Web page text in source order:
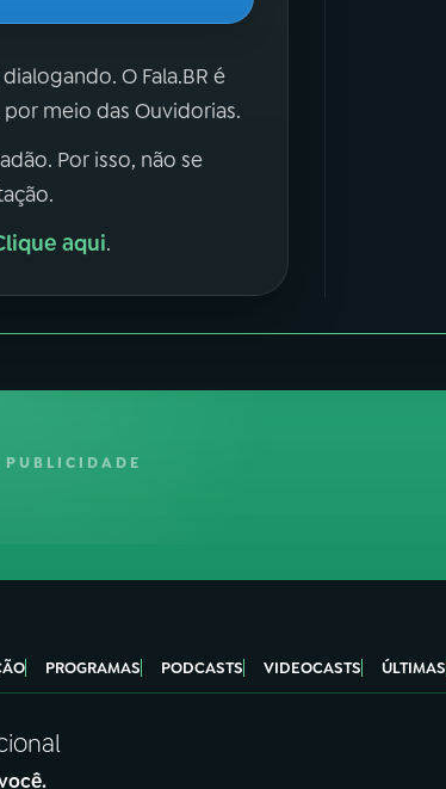
O Fala.BR é
meio das Ouvidorias.
Por isso, não se
aqui.
PUBLICIDADE
PROGRAMAS PODCASTS VIDEOCASTS ÚLTIMAS